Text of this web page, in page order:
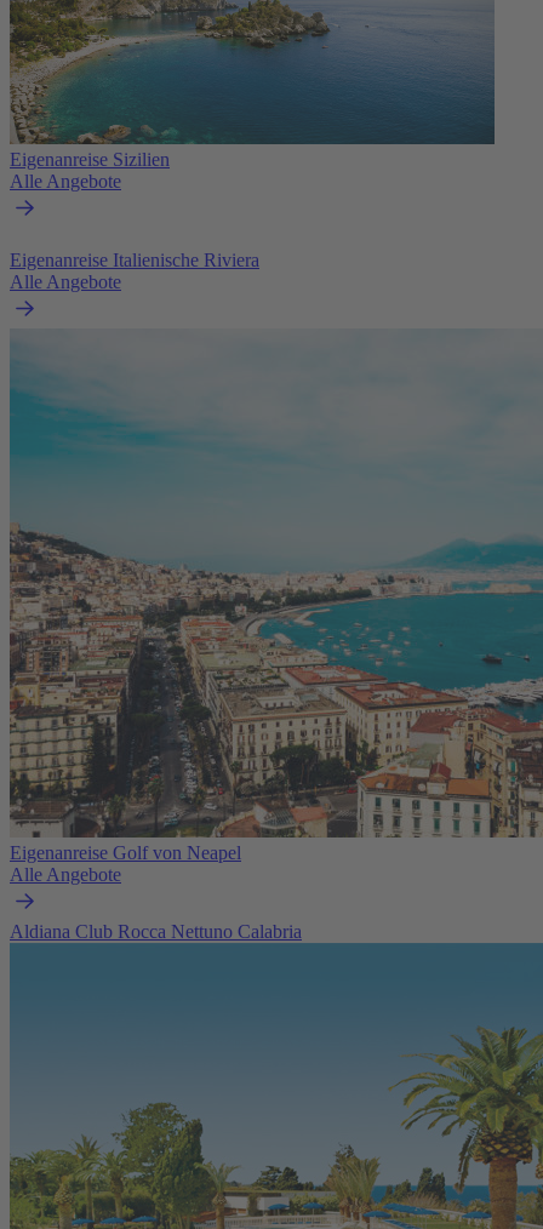
Eigenanreise Sizilien
Alle Angebote
Eigenanreise Italienische Riviera
Alle Angebote
Eigenanreise Golf von Neapel
Alle Angebote
Aldiana Club Rocca Nettuno Calabria